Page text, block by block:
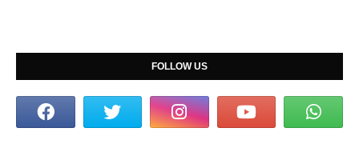
FOLLOW US